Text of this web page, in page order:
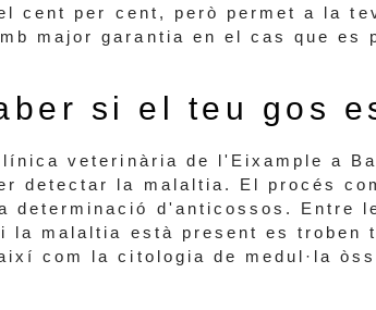
cent per cent, però permet a la
major garantia en el cas que es
si el teu gos
veterinària de l'Eixample a
detectar la malaltia. El procés
determinació d'anticossos. Entre
la malaltia està present es troben
com la citologia de medul·la